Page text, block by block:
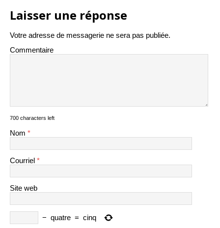
Laisser une réponse
Votre adresse de messagerie ne sera pas publiée.
Commentaire
700 characters left
Nom *
Courriel *
Site web
− quatre = cinq